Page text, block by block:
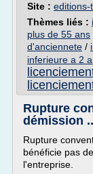
Site : editions-
Thèmes liés :
plus de 55 ans
d'anciennete /
inferieure a 2
Rupture
démission
Rupture
bénéficie pas
l'entreprise.